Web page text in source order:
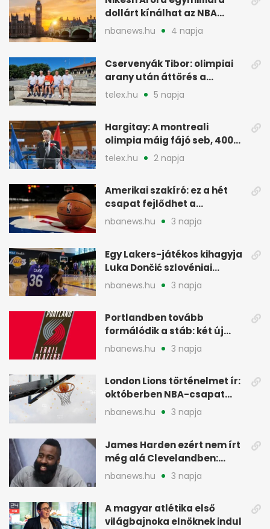
dollárt kínálhat az NBA
Europe londoni csapatáért
nbanews.hu 4 napja
Cservenyák Tibor: olimpiai
arany után áttörés a
rákkutatásban
telex.hu 5 napja
Hargitay: A montreali
olimpia máig fájó seb, 400
vegyesen 4. lett
telex.hu 2 napja
Amerikai szakíró: ez a hét
csapat fejlődhet a
legtöbbet az NBA-ben
nbanews.hu 3 napja
Egy Lakers-játékos kihagyja
Luka Dončić szlovéniai
minicampjét
nbanews.hu 3 napja
Portlandben tovább
formálódik a stáb: két új
szakember a Blazersnél
nbanews.hu 3 napja
London Lions történelmet ír:
októberben NBA-csapat
ellen lép pályára
nbanews.hu 3 napja
James Harden ezért nem írt
még alá Clevelandben:
pénzügyi okok
nbanews.hu 3 napja
A magyar atlétika első
világbajnoka elnöknek indul